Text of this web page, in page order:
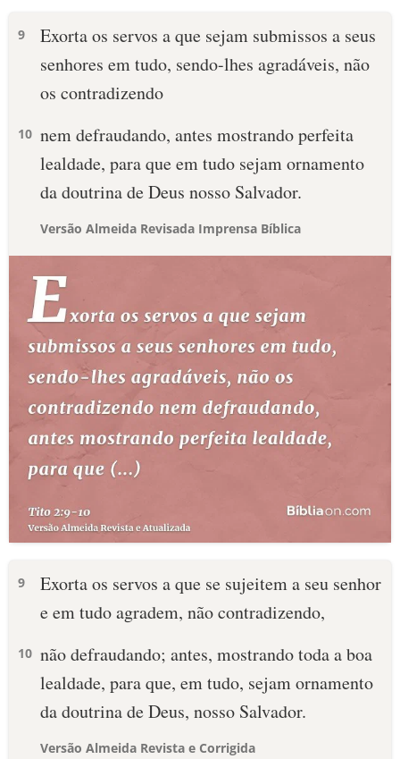
9
Exorta os servos a que sejam submissos a seus
senhores em tudo, sendo-lhes agradáveis, não
os contradizendo
10 nem defraudando, antes mostrando perfeita
lealdade, para que em tudo sejam ornamento
da doutrina de Deus nosso Salvador.
Versão Almeida Revisada Imprensa Bíblica
9
Exorta os servos a que se sujeitem a seu senhor
e em tudo agradem, não contradizendo,
10 não defraudando; antes, mostrando toda a boa
lealdade, para que, em tudo, sejam ornamento
da doutrina de Deus, nosso Salvador.
Versão Almeida Revista e Corrigida